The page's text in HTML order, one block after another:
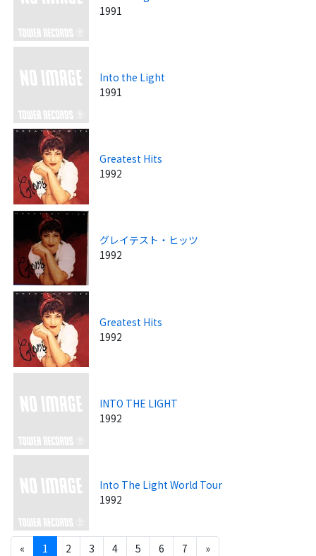
1991
Into the Light
1991
Greatest Hits
1992
グレイテスト・ヒッツ
1992
Greatest Hits
1992
INTO THE LIGHT
1992
Into The Light World Tour
1992
« 1 2 3 4 5 6 7 »